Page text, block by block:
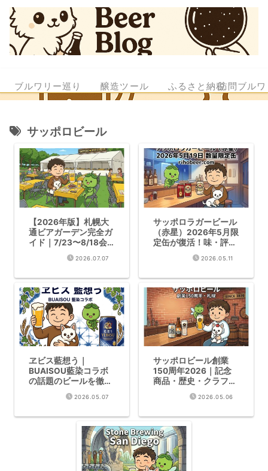
ブルワリー巡り 醸造ツール ふるさと納税訪問ブル
サッポロビール
【2026年版】札幌大
通ビアガーデン完全ガ
イド｜7/23〜8/18会
2026.07.07
サッポロラガービール
（赤星）2026年5月限
定缶が復活！味・評
価・販売情報まとめ
2026.05.11
ヱビス藍想う｜
BUAISOU藍染コラボ
の話題のビールを徹底
解説【2026年数量限
2026.05.07
サッポロビール創業
150周年2026｜記念
商品・歴史・クラフト
系ビール全まとめ
2026.05.06